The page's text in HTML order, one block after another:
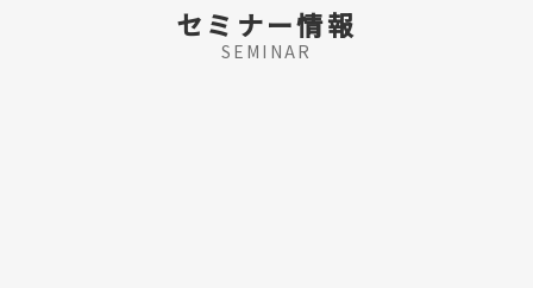
セミナー情報
SEMINAR